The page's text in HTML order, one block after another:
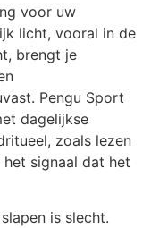
voor uw
licht, vooral in de
brengt je
Pengu Sport
dagelijkse
zoals lezen
signaal dat het
is slecht.